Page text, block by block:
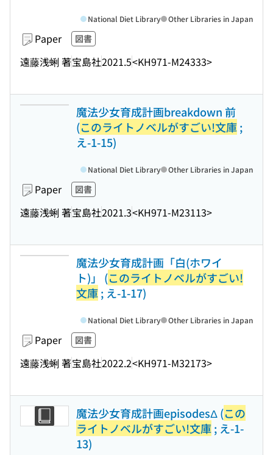
Paper 図書
遠藤浅蜊 著宝島社2021.5<KH971-M24333>
National Diet Library Other Libraries in Japan
魔法少女育成計画breakdown 前
(このライトノベルがすごい!文庫;
え-1-15)
Paper 図書
遠藤浅蜊 著宝島社2021.3<KH971-M23113>
National Diet Library Other Libraries in Japan
魔法少女育成計画「白(ホワイ
ト)」 (このライトノベルがすごい!
文庫; え-1-17)
Paper 図書
遠藤浅蜊 著宝島社2022.2<KH971-M32173>
National Diet Library Other Libraries in Japan
魔法少女育成計画episodesΔ (この
ライトノベルがすごい!文庫; え-1-
13)